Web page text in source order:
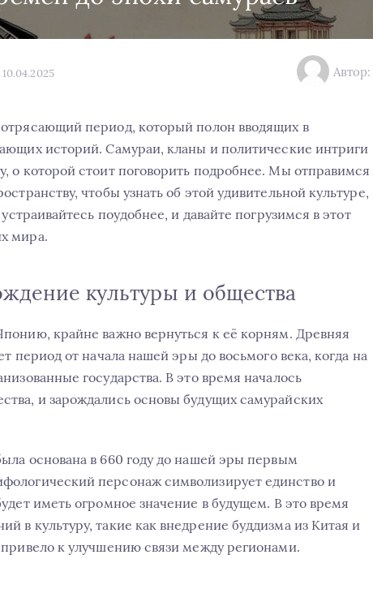
10.04.2025 Автор:
период, который полон вводящих в
историй. Самураи, кланы и политические интриги
о которой стоит поговорить подробнее. Мы отправимся
чтобы узнать об этой удивительной культуре,
поудобнее, и давайте погрузимся в этот
мира.
культуры и общества
крайне важно вернуться к её корням. Древняя
период от начала нашей эры до восьмого века, когда на
государства. В это время началось
и зарождались основы будущих самурайских
основана в 660 году до нашей эры первым
персонаж символизирует единство и
иметь огромное значение в будущем. В это время
в культуру, такие как внедрение буддизма из Китая и
к улучшению связи между регионами.